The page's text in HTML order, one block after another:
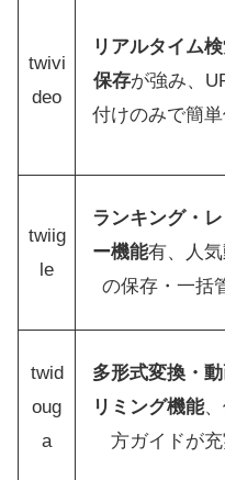
twivi
deo
リアルタイム検
保存が強み、
付けのみで簡
twiig
le
ランキング・
ー機能有、人
の保存・一括
twid
oug
a
多形式変換・動
リミング機能
方ガイドが